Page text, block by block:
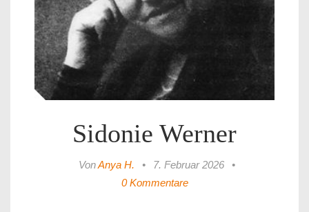
Sidonie Werner
VonAnya H. • 7. Februar 2026
•
0 Kommentare